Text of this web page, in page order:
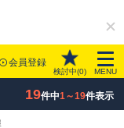
会員登録
検討中(0) MENU
19件中1～19件表示